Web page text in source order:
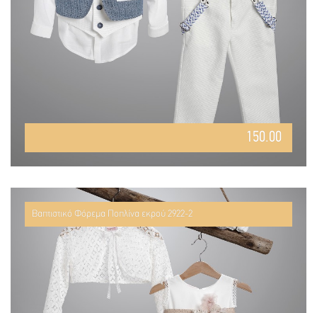
150.00
Βαπτιστικό Φόρεμα Ποπλίνα εκρού 2922-2